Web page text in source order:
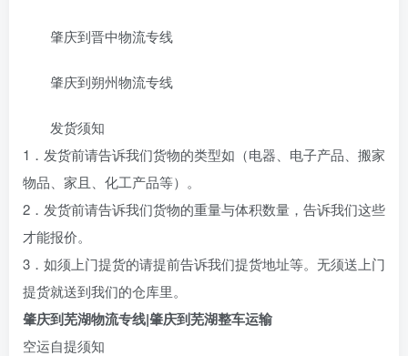
肇庆到晋中物流专线
肇庆到朔州物流专线
发货须知
1．发货前请告诉我们货物的类型如（电器、电子产品、搬家
物品、家且、化工产品等）。
2．发货前请告诉我们货物的重量与体积数量，告诉我们这些
才能报价。
3．如须上门提货的请提前告诉我们提货地址等。无须送上门
提货就送到我们的仓库里。
肇庆到芜湖物流专线|肇庆到芜湖整车运输
空运自提须知